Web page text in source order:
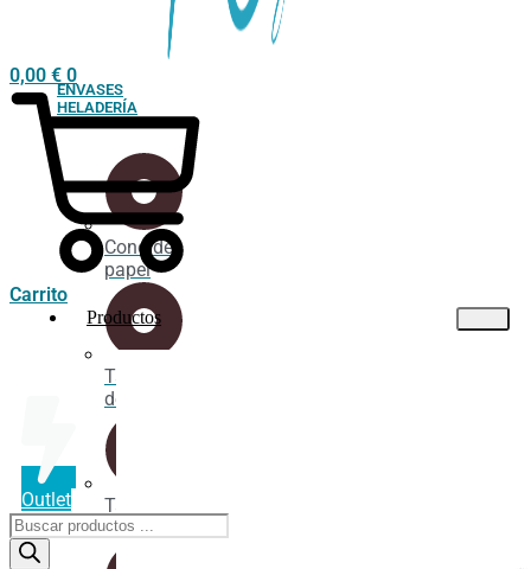
ENVASES
HELADERÍA
Cono de
papel
Tarrina
de cartón
Tarrina
industrial
0,00 € 0
Carrito
Productos
Outlet
Búsqueda
de
productos